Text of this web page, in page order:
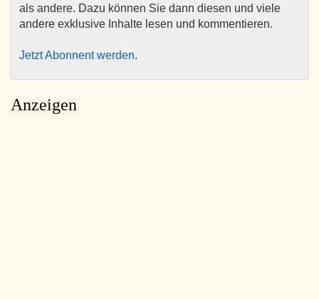
als andere. Dazu können Sie dann diesen und viele
andere exklusive Inhalte lesen und kommentieren.
Jetzt Abonnent werden.
Anzeigen